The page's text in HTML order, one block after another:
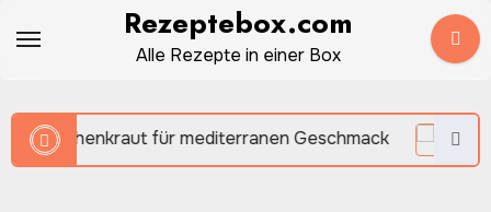
Inhalt
Rezeptebox.com
Alle Rezepte in einer Box
Geschmack